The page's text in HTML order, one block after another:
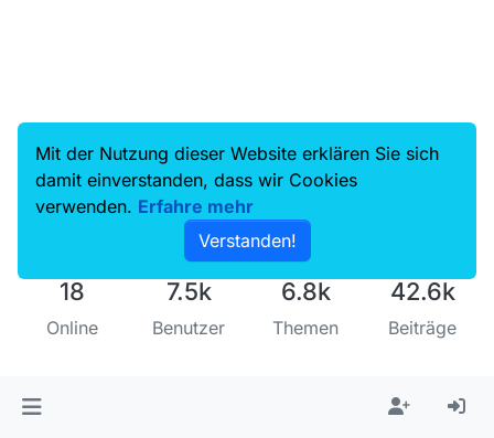
18
Online
7.5k
Benutzer
6.8k
Themen
42.6k
Beiträge
Mit der Nutzung dieser Website erklären Sie sich
damit einverstanden, dass wir Cookies
verwenden. Erfahre mehr
Verstanden!